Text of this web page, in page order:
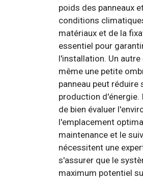
poids des panneaux
conditions
matériaux et de la
essentiel pour
l'installation. Un
même une petite
panneau peut
production
de bien évaluer
l'emplacement
maintenance et le
nécessitent une
s'assurer que le
maximum potentiel